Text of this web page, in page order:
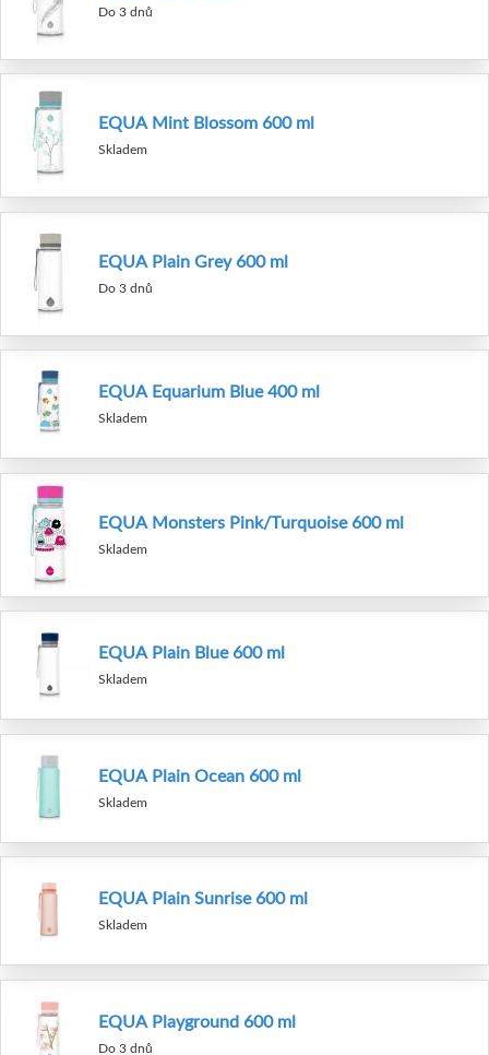
Do 3 dnů
EQUA Mint Blossom 600 ml
Skladem
EQUA Plain Grey 600 ml
Do 3 dnů
EQUA Equarium Blue 400 ml
Skladem
EQUA Monsters Pink/Turquoise 600 ml
Skladem
EQUA Plain Blue 600 ml
Skladem
EQUA Plain Ocean 600 ml
Skladem
EQUA Plain Sunrise 600 ml
Skladem
EQUA Playground 600 ml
Do 3 dnů